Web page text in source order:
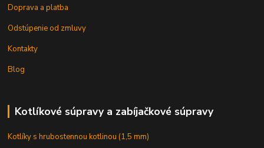
Doprava a platba
Odstúpenie od zmluvy
Kontakty
Blog
Kotlíkové súpravy a zabíjačkové súpravy
Kotlíky s hrubostennou kotlinou (1,5 mm)